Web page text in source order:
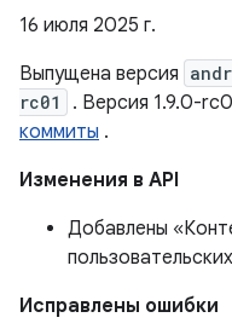
16 июля 2025 г.
Выпущена версия
rc01
. Версия 1.9.0-
коммиты .
Изменения в API
Добавлены
Исправлены ошибки